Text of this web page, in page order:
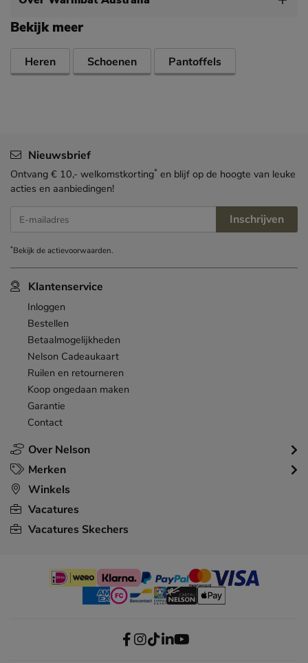
Bekijk meer
Heren Schoenen Pantoffels
Over Nelson
Klantenservice
Inloggen
Bestellen
Betaalmogelijkheden
Nelson Cadeaukaart
Ruilen en retourneren
Koop ongedaan maken
Garantie
Contact
Merken
Winkels
Vacatures
Vacatures Skechers
Nieuwsbrief
Ontvang € 10,- welkomstkorting* en blijf op de hoogte van leuke
acties en aanbiedingen!
E-mailadres Inschrijven
*Bekijk deactievoorwaarden.